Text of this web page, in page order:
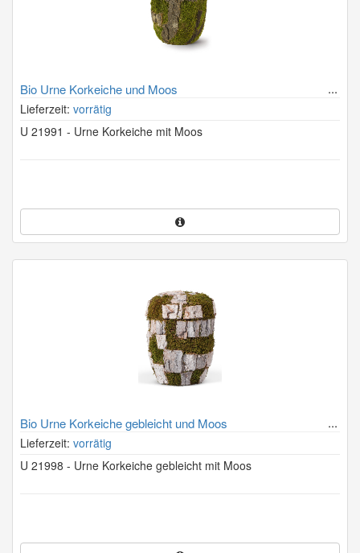
Bio Urne Korkeiche und Moos
Lieferzeit: vorrätig
U 21991 - Urne Korkeiche mit Moos
Bio Urne Korkeiche gebleicht und Moos
Lieferzeit: vorrätig
U 21998 - Urne Korkeiche gebleicht mit Moos